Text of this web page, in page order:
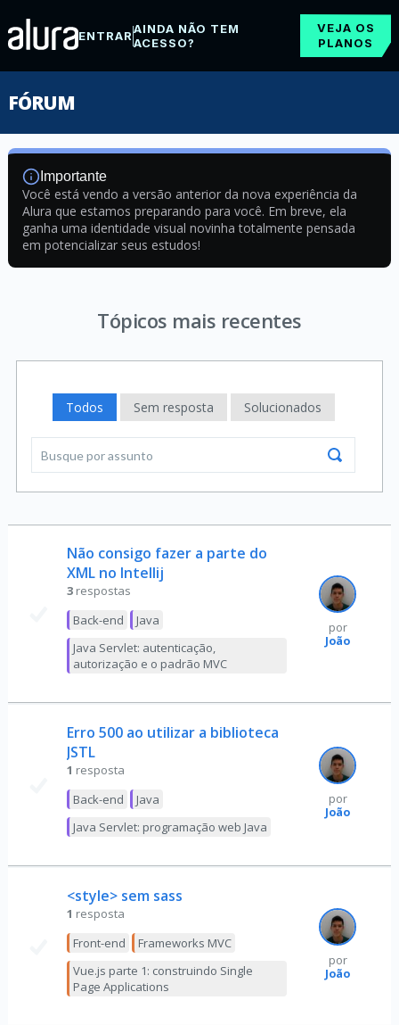
ENTRARAINDA NÃO TEM
ACESSO?
VEJA OS
PLANOS
FÓRUM
Importante
Você está vendo a versão anterior da nova experiência da
Alura que estamos preparando para você. Em breve, ela
ganha uma identidade visual novinha totalmente pensada
em potencializar seus estudos!
Tópicos mais recentes
Todos Sem resposta Solucionados
Não consigo fazer a parte do
XML no Intellij
3 respostas
Back-end
Java
Java Servlet: autenticação,
autorização e o padrão MVC
por
João
Erro 500 ao utilizar a biblioteca
JSTL
1 resposta
Back-end
Java
Java Servlet: programação web Java
por
João
<style> sem sass
1 resposta
Front-end
Frameworks MVC
Vue.js parte 1: construindo Single
Page Applications
por
João